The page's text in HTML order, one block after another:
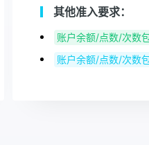
其他准入要求：
账户余额/点数/次数
账户余额/点数/次数